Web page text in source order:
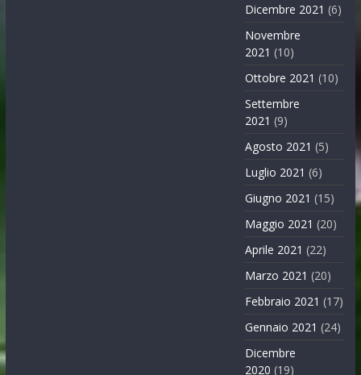
Dicembre 2021 (6)
Novembre
2021 (10)
Ottobre 2021 (10)
Settembre
2021 (9)
Agosto 2021 (5)
Luglio 2021 (6)
Giugno 2021 (15)
Maggio 2021 (20)
Aprile 2021 (22)
Marzo 2021 (20)
Febbraio 2021 (17)
Gennaio 2021 (24)
Dicembre
2020 (19)